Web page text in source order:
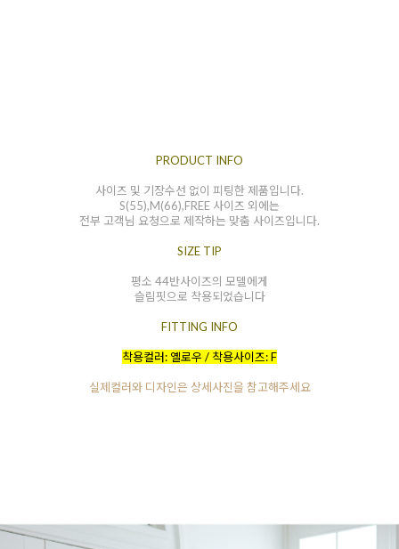
PRODUCT INFO
사이즈 및 기장수선 없이 피팅한 제품입니다.
S(55),M(66),FREE 사이즈 외에는
전부 고객님 요청으로 제작하는 맞춤 사이즈입니다.
SIZE TIP
평소 44반사이즈의 모델에게
슬림핏으로 착용되었습니다
FITTING INFO
착용컬러: 옐로우 / 착용사이즈: F
실제컬러와 디자인은 상세사진을 참고해주세요